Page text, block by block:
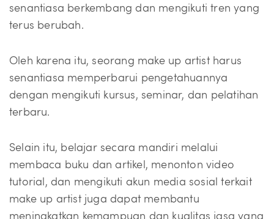
senantiasa berkembang dan mengikuti tren yang
terus berubah.
Oleh karena itu, seorang make up artist harus
senantiasa memperbarui pengetahuannya
dengan mengikuti kursus, seminar, dan pelatihan
terbaru.
Selain itu, belajar secara mandiri melalui
membaca buku dan artikel, menonton video
tutorial, dan mengikuti akun media sosial terkait
make up artist juga dapat membantu
meningkatkan kemampuan dan kualitas jasa yang